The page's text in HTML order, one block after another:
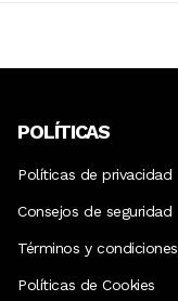
POLÍTICAS
Políticas de privacidad
Consejos de seguridad
Términos y condiciones
Políticas de Cookies